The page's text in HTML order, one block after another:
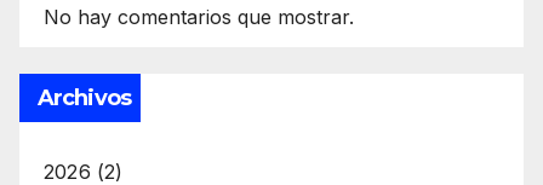
No hay comentarios que mostrar.
Archivos
2026 (2)